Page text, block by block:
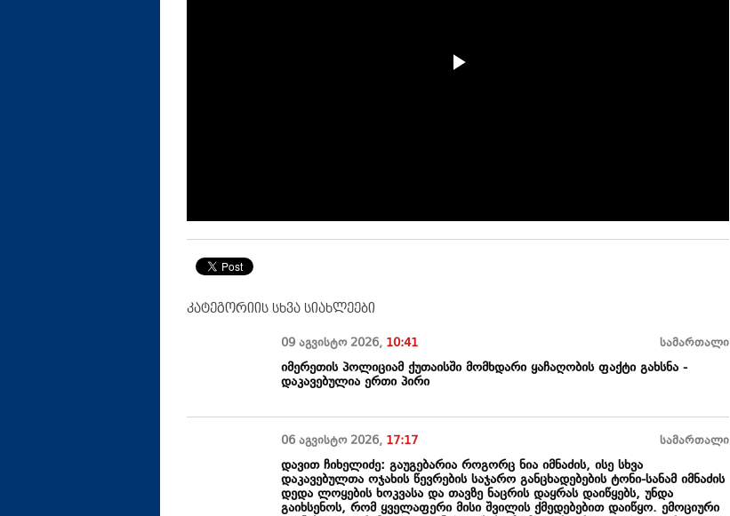
კატეგორიის სხვა სიახლეები
09 აგვისტო 2026, 10:41 სამართალი
იმერეთის პოლიციამ ქუთაისში მომხდარი ყაჩაღობის ფაქტი გახსნა -
დაკავებულია ერთი პირი
06 აგვისტო 2026, 17:17 სამართალი
დავით ჩიხელიძე: გაუგებარია როგორც ნია იმნაძის, ისე სხვა
დაკავებულთა ოჯახის წევრების საჯარო განცხადებების ტონი-სანამ იმნაძის
დედა ლოყების ხოკვასა და თავზე ნაცრის დაყრას დაიწყებს, უნდა
გაიხსენოს, რომ ყველაფერი მისი შვილის ქმედებებით დაიწყო. ემოციური